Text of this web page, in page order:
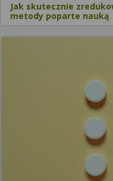
Jak skutecznie
metody poparte nauką